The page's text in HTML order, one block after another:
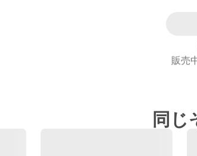
販売
同じ